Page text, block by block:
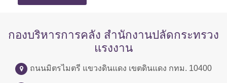
กองบริหารการคลัง สำนักงานปลัดกระทรวง
แรงงาน
ถนนมิตรไมตรี แขวงดินแดง เขตดินแดง กทม. 10400